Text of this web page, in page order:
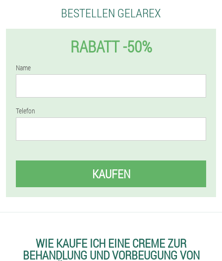
BESTELLEN GELAREX
RABATT -50%
Name
Telefon
KAUFEN
WIE KAUFE ICH EINE CREME ZUR
BEHANDLUNG UND VORBEUGUNG VON